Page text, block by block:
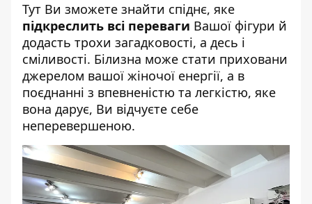
Тут Ви зможете знайти спіднє, яке
підкреслить всі переваги Вашої фігури й
додасть трохи загадковості, а десь і
сміливості. Білизна може стати приховани
джерелом вашої жіночої енергії, а в
поєднанні з впевненістю та легкістю, яке
вона дарує, Ви відчуєте себе
неперевершеною.